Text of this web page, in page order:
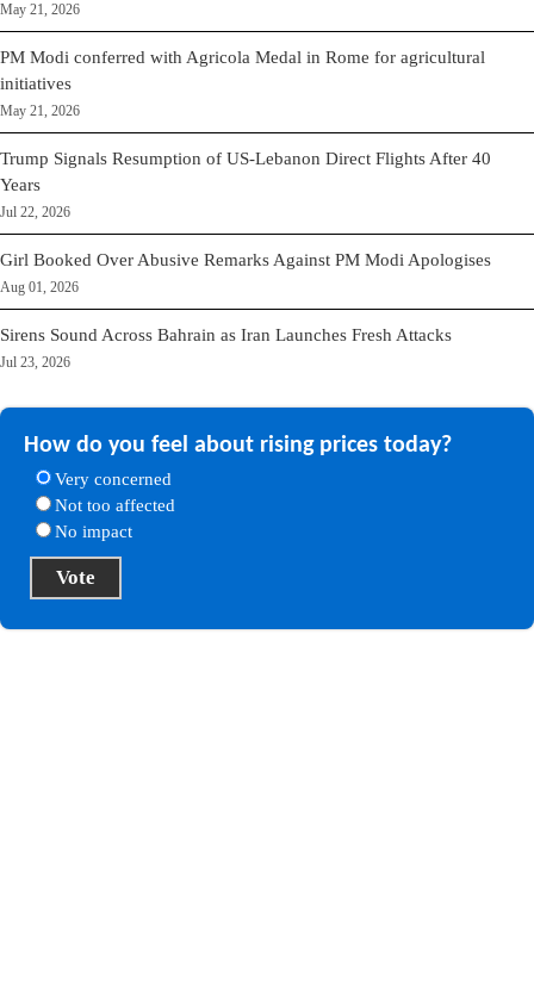
May 21, 2026
PM Modi conferred with Agricola Medal in Rome for agricultural
initiatives
May 21, 2026
Trump Signals Resumption of US-Lebanon Direct Flights After 40
Years
Jul 22, 2026
Girl Booked Over Abusive Remarks Against PM Modi Apologises
Aug 01, 2026
Sirens Sound Across Bahrain as Iran Launches Fresh Attacks
Jul 23, 2026
How do you feel about rising prices today?
Very concerned
Not too affected
No impact